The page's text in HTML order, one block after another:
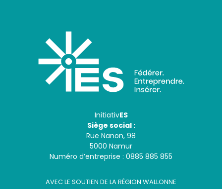
InitiativES
Siège social :
Rue Nanon, 98
5000 Namur
Numéro d’entreprise : 0885 885 855
AVEC LE SOUTIEN DE LA RÉGION WALLONNE